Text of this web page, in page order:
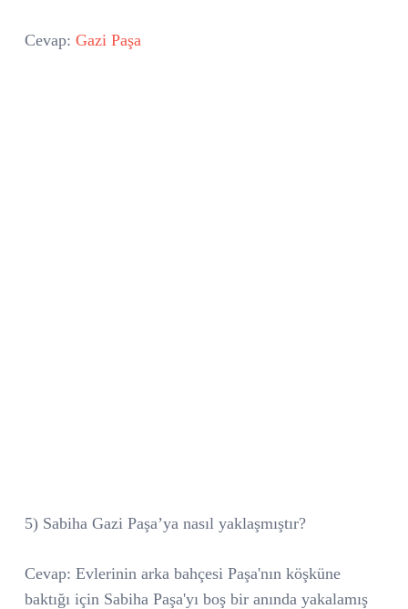
Cevap: Gazi Paşa
5) Sabiha Gazi Paşa’ya nasıl yaklaşmıştır?
Cevap: Evlerinin arka bahçesi Paşa'nın köşküne
baktığı için Sabiha Paşa'yı boş bir anında yakalamış